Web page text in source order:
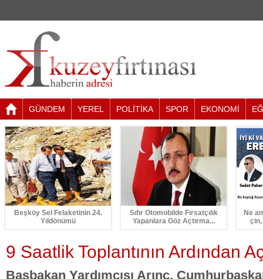
GÜNDEM YEREL POLİTİKA SPOR EKONOMİ
Beşköy Sel Felaketinin 24.
Yıldönümü
Sıfır Otomobilde Fırsatçılık
Yapanlara Göz Açtırma...
Ne
9 Saatlik Toplantının Ardından
Başbakan Yardımcısı Arınç,